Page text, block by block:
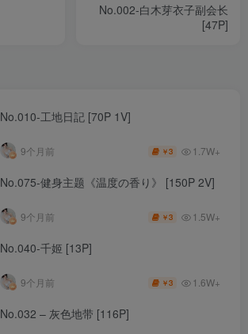
No.002-白木芽衣子副会长
[47P]
No.010-工地日記 [70P 1V]
9个月前 ￥3 1.7W+
No.075-健身主题《温度の香り》 [150P 2V]
9个月前 ￥3 1.5W+
No.040-千姬 [13P]
9个月前 ￥3 1.6W+
No.032 – 灰色地带 [116P]